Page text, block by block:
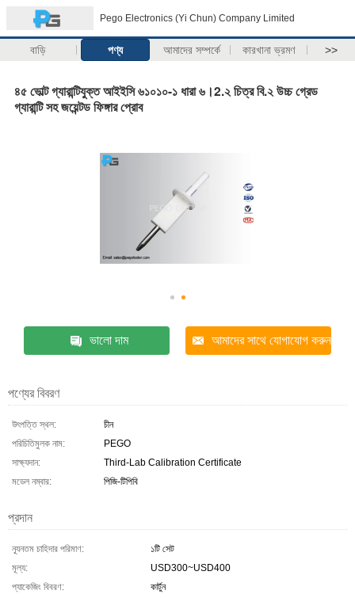
Pego Electronics (Yi Chun) Company Limited
বাড়ি পণ্য আমাদের সম্পর্কে কারখানা ভ্রমণ >>
৪৫ ভোল্ট গ্যারান্টিযুক্ত আইইসি ৬১০১০-১ ধারা ৬।2.২ চিত্র বি.২ উচ্চ গ্রেড
গ্যারান্টি সহ জয়েন্টড ফিঙ্গার প্রোব
ভালো দাম আমাদের সাথে যোগাযোগ করুন
পণ্যের বিবরণ
উৎপত্তি স্থল:
চীন
পরিচিতিমুলক নাম:
PEGO
সাক্ষ্যদান:
Third-Lab Calibration Certificate
মডেল নম্বার:
পিজি-টিপিবি
প্রদান
ন্যূনতম চাহিদার পরিমাণ:
১টি সেট
মূল্য:
USD300~USD400
প্যাকেজিং বিবরণ:
কার্টুন